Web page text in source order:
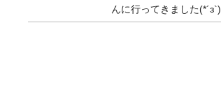
んに行ってきました(*´з`)